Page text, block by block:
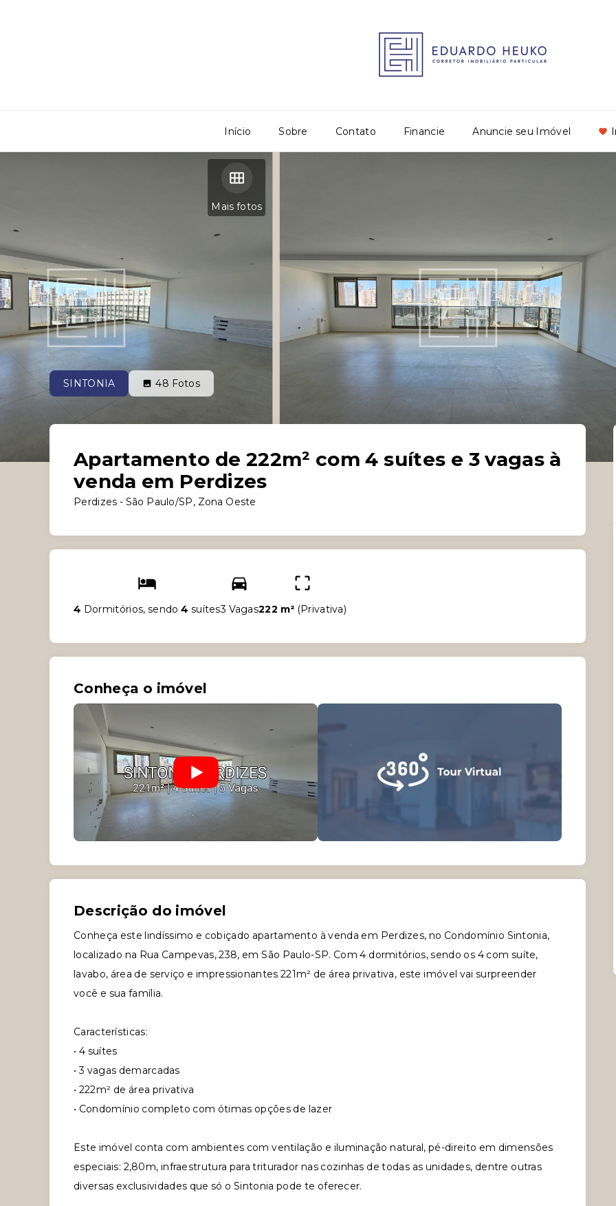
Início Sobre Contato Financie Anuncie seu Imóvel
Mais fotos
SINTONIA 48 Fotos
Apartamento de 222m² com 4 suítes e 3 vagas à
venda em Perdizes
Perdizes - São Paulo/SP, Zona Oeste
4 Dormitórios, sendo4 suítes3 Vagas222 m² (Privativa)
Conheça o imóvel
Descrição do imóvel
Conheça este lindíssimo e cobiçado apartamento à venda em Perdizes, no Condomínio Sintonia,
localizado na Rua Campevas, 238, em São Paulo-SP. Com 4 dormitórios, sendo os 4 com suíte,
lavabo, área de serviço e impressionantes 221m² de área privativa, este imóvel vai surpreender
você e sua família.
Características:
• 4 suítes
• 3 vagas demarcadas
• 222m² de área privativa
• Condomínio completo com ótimas opções de lazer
Este imóvel conta com ambientes com ventilação e iluminação natural, pé-direito em dimensões
especiais: 2,80m, infraestrutura para triturador nas cozinhas de todas as unidades, dentre outras
diversas exclusividades que só o Sintonia pode te oferecer.